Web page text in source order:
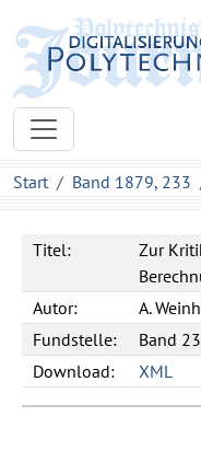
Start Band 1879, 233
Titel:
Zur
Autor:
A.
Fundstelle:
Band
Download:
XML